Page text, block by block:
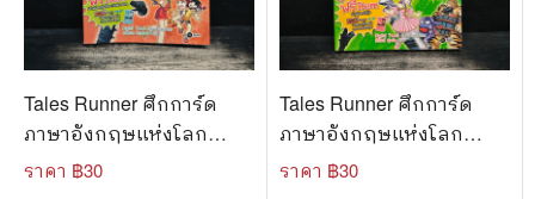
Tales Runner ศึกการ์ด
ภาษาอังกฤษแห่งโลก
นิทาน 7
ราคา ฿30
Tales Runner ศึกการ์ด
ภาษาอังกฤษแห่งโลก
นิทาน 6
ราคา ฿30